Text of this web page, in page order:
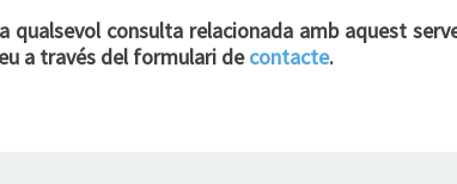
qualsevol consulta relacionada amb aquest
a través del formulari decontacte.